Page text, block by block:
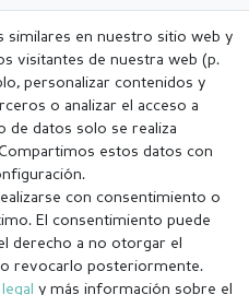
similares en nuestro sitio web y
visitantes de nuestra web (p.
personalizar contenidos y
o analizar el acceso a
de datos solo se realiza
estos datos con
con consentimiento o
El consentimiento puede
derecho a no otorgar el
revocarlo posteriormente.
y más información sobre el